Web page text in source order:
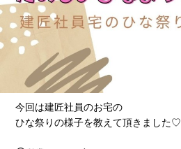
今回は建匠社員のお宅の
ひな祭りの様子を教えて頂きました♡